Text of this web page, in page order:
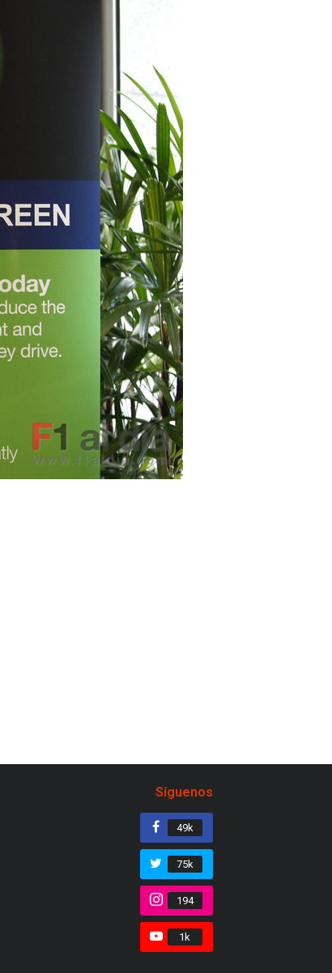
Síguenos
49k
75k
194
1k